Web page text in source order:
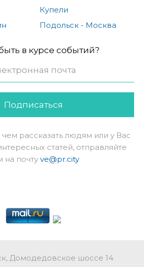
Купели
Подольск - Москва
в курсе событий?
Подписаться
чем рассказать людям или у Вас
статей, отправляйте
на почту ve@pr.city
Домодедовское шоссе 14